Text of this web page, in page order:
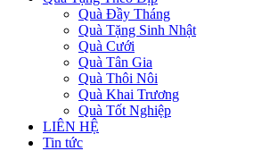
Quà Đầy Tháng
Quà Tặng Sinh Nhật
Quà Cưới
Quà Tân Gia
Quà Thôi Nôi
Quà Khai Trương
Quà Tốt Nghiệp
LIÊN HỆ
Tin tức